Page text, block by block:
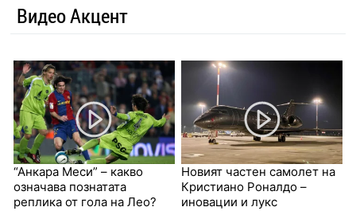
Видео Акцент
“Анкара Меси” – какво
означава познатата
реплика от гола на Лео?
Новият частен самолет на
Кристиано Роналдо –
иновации и лукс